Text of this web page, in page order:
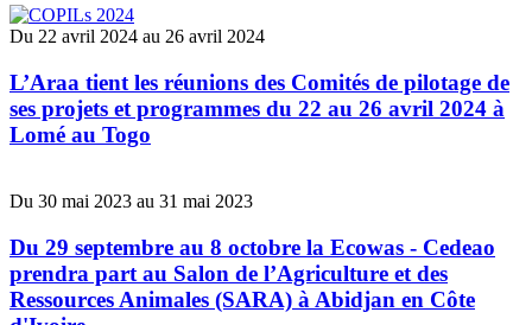
climatique pour soutenir la mise en œuvre des priorités
sectorielles agricoles de la stratégie régionale climat
l’insécurité alimentaire et nutritionnelle structurelle, (ii) les
effets des changements climatiques, (sécheresses, aridité,
inondations, etc.), (iii) la salinisation et la dégradation physic
Programme régional d’intégration des marchés agricoles
Projet d’Appui à l’Offensive Lait en Afrique de l’Ouest
(PAOLAO)
l’ECOWAP en Afrique de l’ouest
Projet de Recherche et Innovation pour des Systèmes agro-
pastoraux productifs, résilients et sains en Afrique de l’Ouest -
PRISMA
Du 22 avril 2024 au 26 avril 2024
L’Araa tient les réunions des Comités de pilotage de
ses projets et programmes du 22 au 26 avril 2024 à
Lomé au Togo
Du 30 mai 2023 au 31 mai 2023
Du 29 septembre au 8 octobre la Ecowas - Cedeao
prendra part au Salon de l’Agriculture et des
Ressources Animales (SARA) à Abidjan en Côte